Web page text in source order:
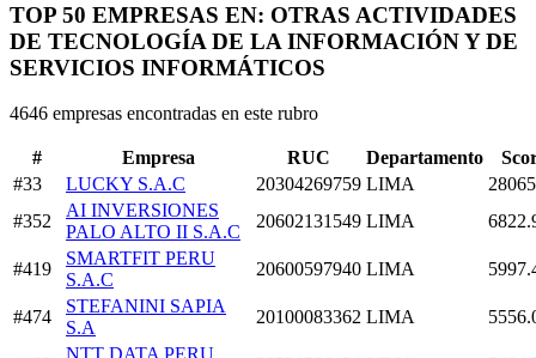
TOP 50 EMPRESAS EN: OTRAS ACTIVIDADES
DE TECNOLOGÍA DE LA INFORMACIÓN Y DE
SERVICIOS INFORMÁTICOS
4646 empresas encontradas en este rubro
# Empresa RUC Departamento
#33
LUCKY S.A.C 20304269759 LIMA
#352
AI INVERSIONES
PALO ALTO II S.A.C
20602131549 LIMA
#419
SMARTFIT PERU
S.A.C
20600597940 LIMA
#474
STEFANINI SAPIA
S.A
20100083362 LIMA